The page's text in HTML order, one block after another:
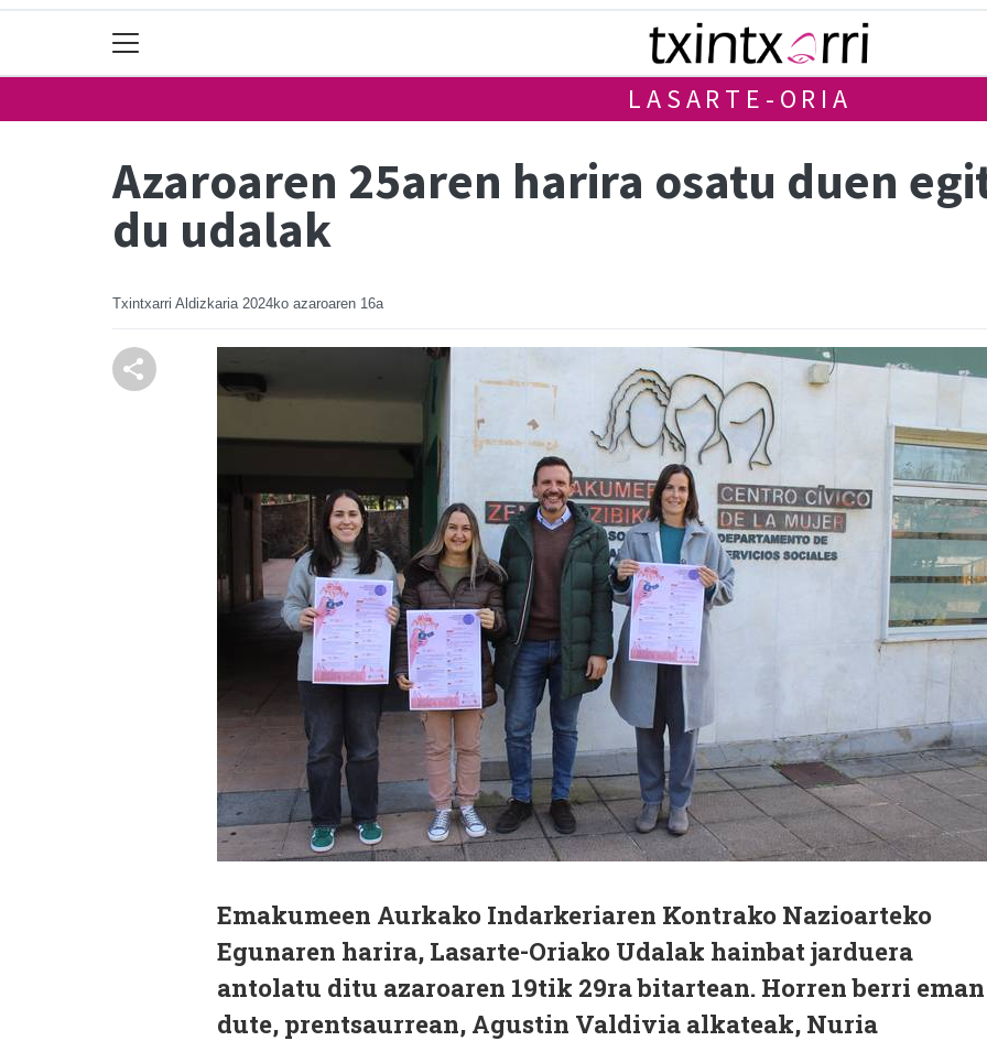
LASARTE-ORIA
Azaroaren 25aren harira osatu duen
du udalak
Txintxarri Aldizkaria 2024ko azaroaren 16a
Emakumeen Aurkako Indarkeriaren Kontrako Nazioarteko
Egunaren harira, Lasarte-Oriako Udalak hainbat jarduera
antolatu ditu azaroaren 19tik 29ra bitartean. Horren berri eman
dute, prentsaurrean, Agustin Valdivia alkateak, Nuria